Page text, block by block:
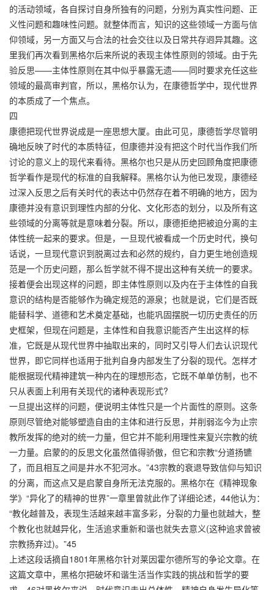
的活动领域，各自探讨自身所独有的问题，分别为真实性问题、正
义性问题和趣味性问题。就整体而言，知识的这些领域一方面与信
仰领域，另一方面又与合法的社会交往以及日常共存迥异其趣。这
里我们再次看到黑格尔后来所说的表现主体性原则的领域。由于先
验反思——主体性原则在其中似乎暴露无遗——同时要求充任这些
领域的最高审判官，所以，黑格尔认为，在康德哲学中，现代世界
的本质成了一个焦点。
四
康德把现代世界说成是一座思想大厦。由此可见，康德哲学尽管明
确地反映了时代的本质特征，但康德并没有把这个时代当作我们所
讨论的意义上的现代来看待。黑格尔也只是从历史回顾角度把康德
哲学看作是现代的标准的自我解释。黑格尔认为他已发现，康德经
过深入反思之后有关时代的表达中仍然存在着不明确的地方，因为
康德并没有意识到理性内部的分化、文化形态的划分，以及所有这
些领域的分离等就是意味着分裂。所以，康德拒绝把被迫分离的主
体性统一起来的要求。但是，一旦现代被看成一个历史时代，换句
话说，一旦现代意识到脱离过去和必然的规约，自力更生地创造规
范是一个历史问题，那么哲学就不得不提出这种有关统一的要求。
接着便会出现这样的问题，即主体性原则以及内在于主体性的自我
意识的结构是否能够作为确定规范的源泉；也就是说，它们是否既
能替科学、道德和艺术奠定基础，也能巩固摆脱一切历史责任的历
史框架，但现在问题是，主体性和自我意识能否产生出这样的标
准，它既是从现代世界中抽取出来的，同时又引导人们去认识现代
世界，即它同样也适用于批判自身内部发生了分裂的现代。怎样才
能根据现代精神建筑一种内在的理想形态，它既不单单仿制，也不
只从表面上利用有关现代的诸种表现形式?
一旦提出这样的问题，便说明主体性只是一个片面性的原则。这条
原则尽管绝对能够塑造自由的主体和进行反思，并削弱迄今为止宗
教所发挥的绝对的统一力量，但它并不能利用理性来复兴宗教的统
一力量。启蒙的的反思文化虽然值得骄傲，但它和宗教“分道扬镳
了，而且相互之间是井水不犯河水。”43宗教的衰退导致信仰与知识
的分离，而这点又是启蒙自身所无法克服的。黑格尔在《精神现象
学》“异化了的精神的世界”一章里曾就此作了详细论述，44他认为：
“教化越普及，表现生活越来越丰富多彩，分裂的力量也就越大，整
个教化也就越异化，生活追求重新和谐也就失去意义(这种追求曾被
宗教扬弃过)。”45
上述这段话摘自1801年黑格尔针对莱因霍尔德所写的争论文章。在
这篇文章中，黑格尔把破坏和谐生活当作实践的挑战和哲学的要